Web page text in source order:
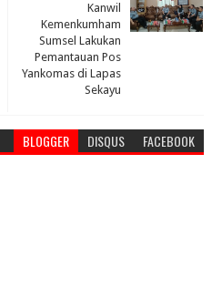
Kanwil
Kemenkumham
Sumsel Lakukan
Pemantauan Pos
Yankomas di Lapas
Sekayu
BLOGGER DISQUS FACEBOOK